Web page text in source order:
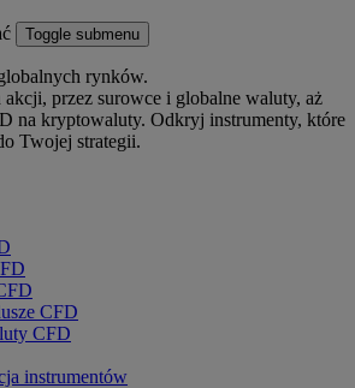
Toggle submenu
rynków.
przez surowce i globalne waluty, aż
na kryptowaluty. Odkryj instrumenty, które
Twojej strategii.
CFD
CFD
instrumentów